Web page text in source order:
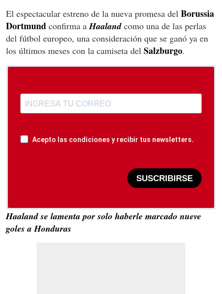
El espectacular estreno de la nueva promesa del Borussia
Dortmund confirma aHaalandcomo una de las perlas
del fútbol europeo, una consideración que se ganó ya en
los últimos meses con la camiseta del Salzburgo.
Acepto las condiciones y recibir tus newsletters.
SUSCRIBIRSE
Haaland se lamenta por solo haberle marcado nueve
goles a Honduras